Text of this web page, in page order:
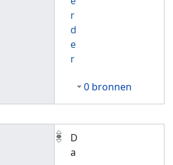
r
d
e
r
0 bronnen
D
a